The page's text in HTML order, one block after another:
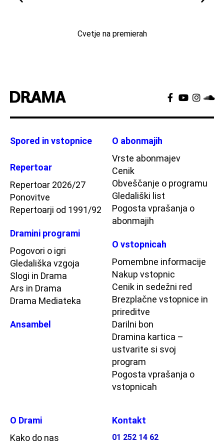
Cvetje na premierah
Spored in vstopnice
Repertoar
Repertoar 2026/27
Ponovitve
Repertoarji od 1991/92
Dramini programi
Pogovori o igri
Gledališka vzgoja
Slogi in Drama
Ars in Drama
Drama Mediateka
Ansambel
O abonmajih
Vrste abonmajev
Cenik
Obveščanje o programu
Gledališki list
Pogosta vprašanja o
abonmajih
O vstopnicah
Pomembne informacije
Nakup vstopnic
Cenik in sedežni red
Brezplačne vstopnice in
prireditve
Darilni bon
Dramina kartica –
ustvarite si svoj
program
Pogosta vprašanja o
vstopnicah
O Drami
Kako do nas
Kontakt
01 252 14 62